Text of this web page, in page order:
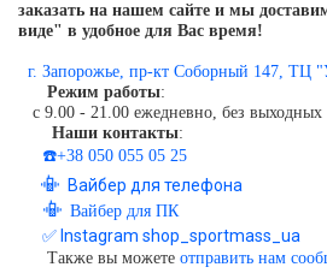
заказать на нашем сайте и мы
виде" в удобное для Вас время!
г. Запорожье, пр-кт Соборный 147, ТЦ
Режим работы:
с 9.00 - 21.00 ежедневно, без выходных
Наши контакты:
☎️+38 050 055 05 25
📳 Вайбер для телефона
📳 Вайбер для ПК
✅ Instagram shop_sportmass_ua
Также вы можете отправить нам